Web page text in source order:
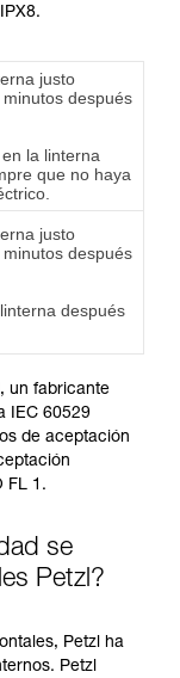
justo
después
la linterna
que no haya
justo
después
después
un fabricante
IEC 60529
de aceptación
FL 1.
se
Petzl?
Petzl ha
Petzl